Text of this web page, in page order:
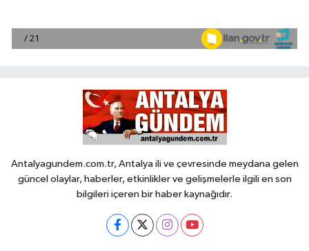
Antalyagundem.com.tr, Antalya ili ve çevresinde meydana gelen
güncel olaylar, haberler, etkinlikler ve gelişmelerle ilgili en son
bilgileri içeren bir haber kaynağıdır.